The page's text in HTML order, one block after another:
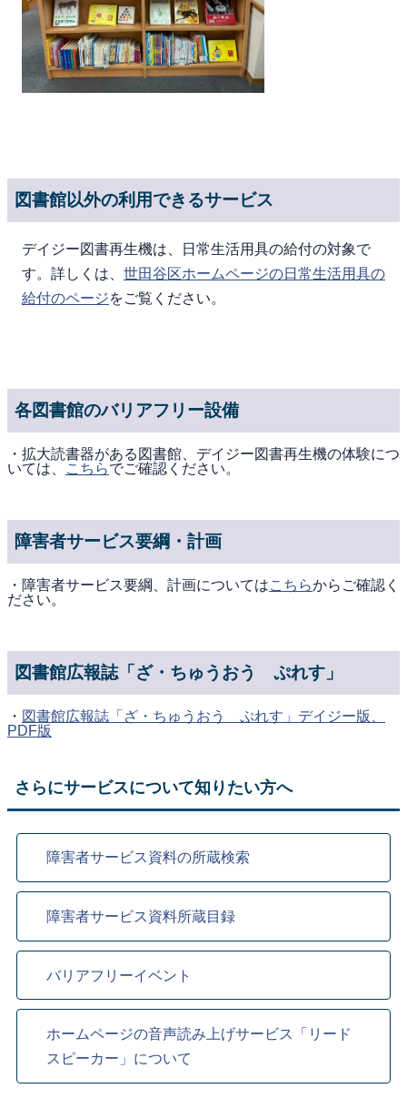
図書館以外の利用できるサービス
デイジー図書再生機は、日常生活用具の給付の対象で
す。詳しくは、 世田谷区ホームページの日常生活用具の
給付のページをご覧ください。
各図書館のバリアフリー設備
・拡大読書器がある図書館、デイジー図書再生機の体験につ
いては、
こちらでご確認ください。
障害者サービス要綱・計画
・障害者サービス要綱、計画についてはこちらからご確認く
ださい。
図書館広報誌「ざ・ちゅうおう ぷれす」
・ 図書館広報誌「ざ・ちゅうおう ぷれす」デイジー版、
PDF版
さらにサービスについて知りたい方へ
障害者サービス資料の所蔵検索
障害者サービス資料所蔵目録
バリアフリーイベント
ホームページの音声読み上げサービス「リード
スピーカー」について